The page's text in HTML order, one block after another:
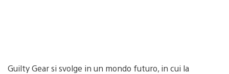
Guilty Gear si svolge in un mondo futuro, in cui la